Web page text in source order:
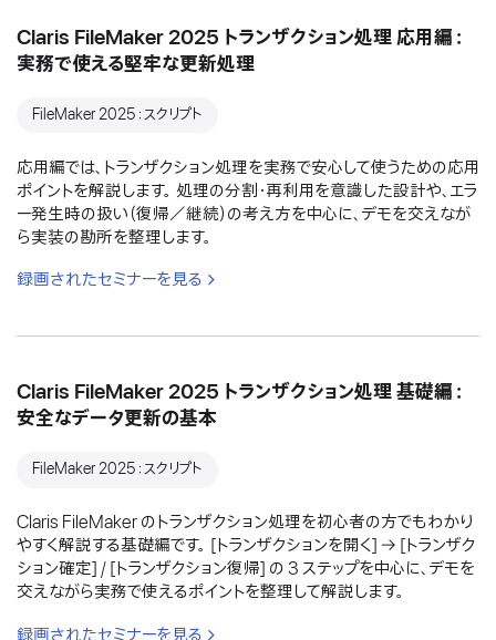
Claris FileMaker 2025 トランザクション処理 応用編：
実務で使える堅牢な更新処理
FileMaker 2025：スクリプト
応用編では、トランザクション処理を実務で安心して使うための応用
ポイントを解説します。 処理の分割・再利用を意識した設計や、エラ
ー発生時の扱い（復帰／継続）の考え方を中心に、デモを交えなが
ら実装の勘所を整理します。
録画されたセミナーを見る
Claris FileMaker 2025 トランザクション処理 基礎編：
安全なデータ更新の基本
FileMaker 2025：スクリプト
Claris FileMaker のトランザクション処理を初心者の方でもわかり
やすく解説する基礎編です。 [トランザクションを開く] → [トランザク
ション確定] / [トランザクション復帰] の 3 ステップを中心に、デモを
交えながら実務で使えるポイントを整理して解説します。
録画されたセミナーを見る